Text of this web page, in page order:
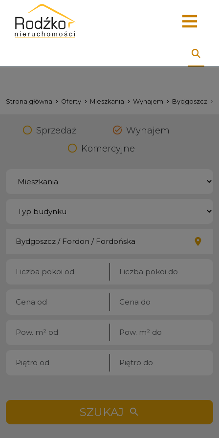
Strona główna Oferty Mieszkania Wynajem Bydgoszcz
Sprzedaż
Wynajem
Komercyjne
SZUKAJ